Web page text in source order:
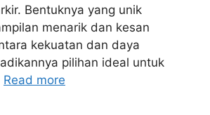
Bentuknya yang unik
menarik dan kesan
kekuatan dan daya
pilihan ideal untuk
Read more